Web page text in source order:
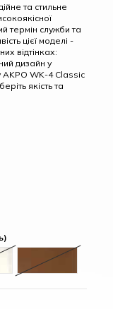
та стильне
термін служби та
цієї моделі -
відтінках:
дизайн у
AKPO WK-4 Classic
якість та
(Білий) Brown